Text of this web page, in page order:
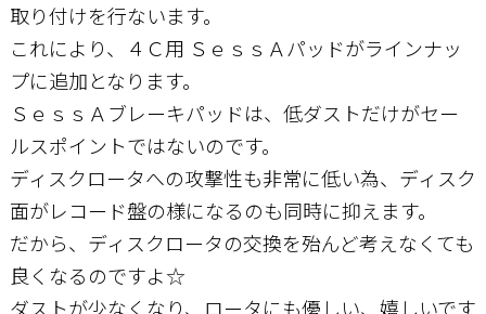
工場通信
お問い合わせ
取り付けを行ないます。
これにより、４Ｃ用 ＳｅｓｓＡパッドがラインナッ
プに追加となります。
ＳｅｓｓＡブレーキパッドは、低ダストだけがセー
ルスポイントではないのです。
ディスクロータへの攻撃性も非常に低い為、ディスク
面がレコード盤の様になるのも同時に抑えます。
だから、ディスクロータの交換を殆んど考えなくても
良くなるのですよ☆
ダストが少なくなり、ロータにも優しい、嬉しいです